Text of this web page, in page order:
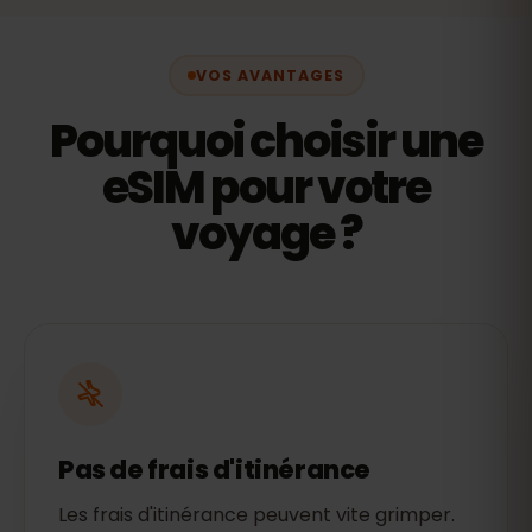
VOS AVANTAGES
Pourquoi choisir une
eSIM pour votre
voyage ?
Pas de frais d'itinérance
Les frais d'itinérance peuvent vite grimper.